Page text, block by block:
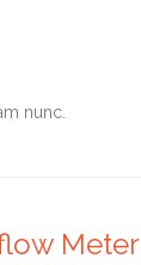
nunc.
Meter